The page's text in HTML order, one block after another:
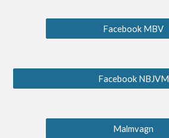
Facebook MBV
Facebook NBJVM
Malmvagn